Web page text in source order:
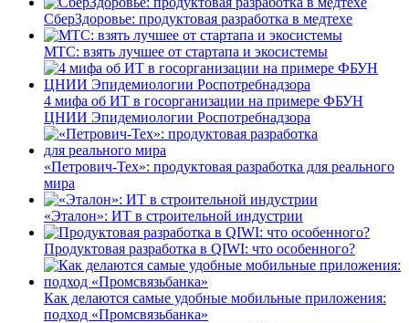
СберЗдоровье: продуктовая разработка в медтехе
МТС: взять лучшее от стартапа и экосистемы
4 мифа об ИТ в госорганизации на примере ФБУН
ЦНИИ Эпидемиологии Роспотребнадзора
«Петрович-Тех»: продуктовая разработка для реального
мира
«Эталон»: ИТ в строительной индустрии
Продуктовая разработка в QIWI: что особенного?
Как делаются самые удобные мобильные приложения:
подход «Промсвязьбанка»